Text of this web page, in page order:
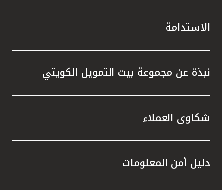
الاستدامة
نبذة عن مجموعة بيت التمويل الكويتي
شكاوى العملاء
دليل أمن المعلومات